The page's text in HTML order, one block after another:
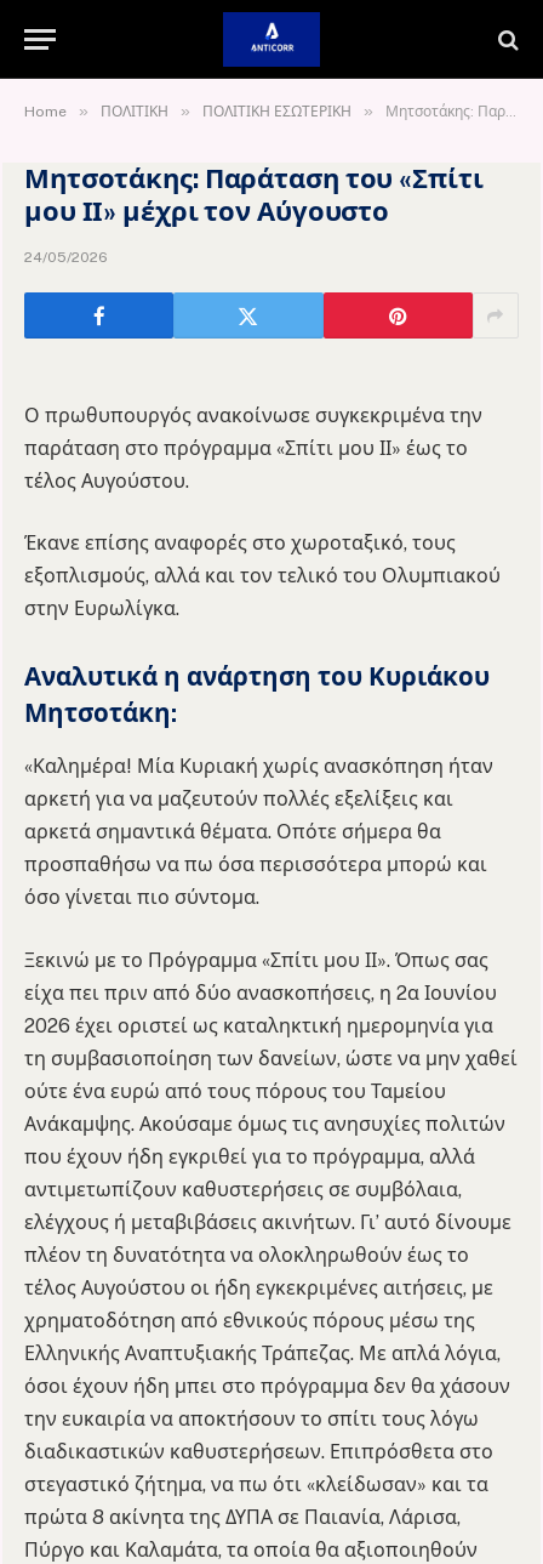
Home » ΠΟΛΙΤΙΚΗ » ΠΟΛΙΤΙΚΗ ΕΣΩΤΕΡΙΚΗ » Μητσοτάκης: Παράταση του «Σπίτι μου ΙΙ» μέχρι τον Αύγουστο
Μητσοτάκης: Παράταση του «Σπίτι
μου ΙΙ» μέχρι τον Αύγουστο
24/05/2026
Ο πρωθυπουργός ανακοίνωσε συγκεκριμένα την
παράταση στο πρόγραμμα «Σπίτι μου ΙΙ» έως το
τέλος Αυγούστου.
Έκανε επίσης αναφορές στο χωροταξικό, τους
εξοπλισμούς, αλλά και τον τελικό του Ολυμπιακού
στην Ευρωλίγκα.
Αναλυτικά η ανάρτηση του Κυριάκου
Μητσοτάκη:
«Καλημέρα! Μία Κυριακή χωρίς ανασκόπηση ήταν
αρκετή για να μαζευτούν πολλές εξελίξεις και
αρκετά σημαντικά θέματα. Οπότε σήμερα θα
προσπαθήσω να πω όσα περισσότερα μπορώ και
όσο γίνεται πιο σύντομα.
Ξεκινώ με το Πρόγραμμα «Σπίτι μου ΙΙ». Όπως σας
είχα πει πριν από δύο ανασκοπήσεις, η 2α Ιουνίου
2026 έχει οριστεί ως καταληκτική ημερομηνία για
τη συμβασιοποίηση των δανείων, ώστε να μην χαθεί
ούτε ένα ευρώ από τους πόρους του Ταμείου
Ανάκαμψης. Ακούσαμε όμως τις ανησυχίες πολιτών
που έχουν ήδη εγκριθεί για το πρόγραμμα, αλλά
αντιμετωπίζουν καθυστερήσεις σε συμβόλαια,
ελέγχους ή μεταβιβάσεις ακινήτων. Γι’ αυτό δίνουμε
πλέον τη δυνατότητα να ολοκληρωθούν έως το
τέλος Αυγούστου οι ήδη εγκεκριμένες αιτήσεις, με
χρηματοδότηση από εθνικούς πόρους μέσω της
Ελληνικής Αναπτυξιακής Τράπεζας. Με απλά λόγια,
όσοι έχουν ήδη μπει στο πρόγραμμα δεν θα χάσουν
την ευκαιρία να αποκτήσουν το σπίτι τους λόγω
διαδικαστικών καθυστερήσεων. Επιπρόσθετα στο
στεγαστικό ζήτημα, να πω ότι «κλείδωσαν» και τα
πρώτα 8 ακίνητα της ΔΥΠΑ σε Παιανία, Λάρισα,
Πύργο και Καλαμάτα, τα οποία θα αξιοποιηθούν